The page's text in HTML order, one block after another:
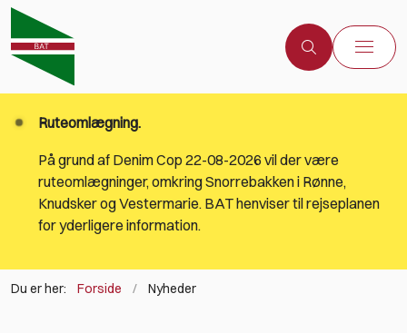
Ruteomlægning.
På grund af Denim Cop 22-08-2026 vil der være
ruteomlægninger, omkring Snorrebakken i Rønne,
Knudsker og Vestermarie. BAT henviser til rejseplanen
for yderligere information.
Du er her: Forside Nyheder